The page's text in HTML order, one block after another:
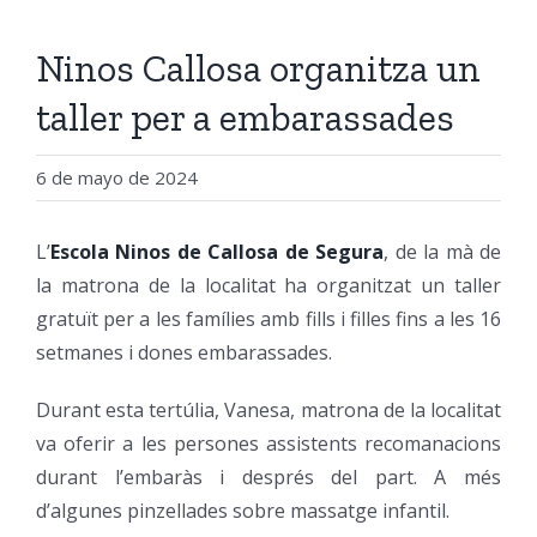
Ninos Callosa organitza un
taller per a embarassades
6 de mayo de 2024
L’Escola Ninos de Callosa de Segura, de la mà de
la matrona de la localitat ha organitzat un taller
gratuït per a les famílies amb fills i filles fins a les 16
setmanes i dones embarassades.
Durant esta tertúlia, Vanesa, matrona de la localitat
va oferir a les persones assistents recomanacions
durant l’embaràs i després del part. A més
d’algunes pinzellades sobre massatge infantil.